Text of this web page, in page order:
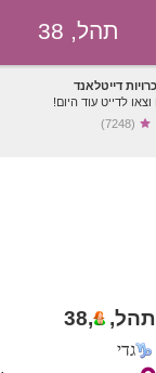
תהל, 38
דייטלאנד
וצאו לדייט עוד היום!
(7248)
תהל, ,
38
גדי